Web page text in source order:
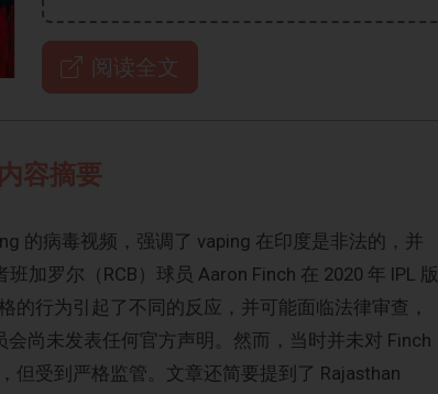
阅读全文
内容摘要
的病毒视频，强调了 vaping 在印度是非法的，并
加罗尔（RCB）球员 Aaron Finch 在 2020 年 IPL 版
的行为引起了不同的反应，并可能面临法律审查，
尚未发表任何官方声明。然而，当时并未对 Finch
但受到严格监管。文章还简要提到了 Rajasthan